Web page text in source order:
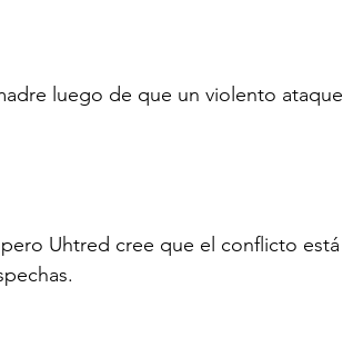
luego de que un violento ataque
Uhtred cree que el conflicto está